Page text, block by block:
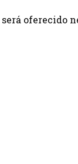
oferecido